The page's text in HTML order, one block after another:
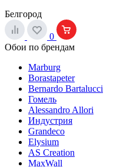
Белгород
0
Обои по брендам
Marburg
Borastapeter
Bernardo Bartalucci
Гомель
Alessandro Allori
Индустрия
Grandeco
Elysium
AS Creation
MaxWall